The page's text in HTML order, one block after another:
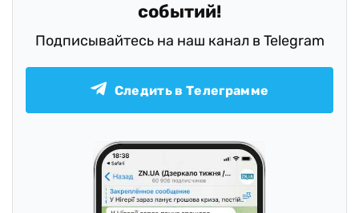
событий!
Подписывайтесь на наш канал в Telegram
Следить в Телеграмме